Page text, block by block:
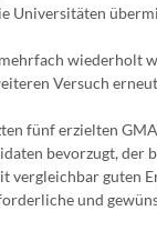
Universitäten
wiederholt
Versuch
fünf erzielten
bevorzugt, der
guten
und